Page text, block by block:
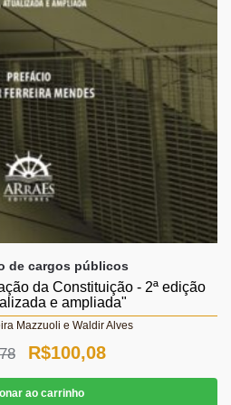
de cargos públicos
da Constituição - 2ª edição
e ampliada"
Mazzuoli e Waldir Alves
O
preço
R$100,08O
preço
ao carrinho